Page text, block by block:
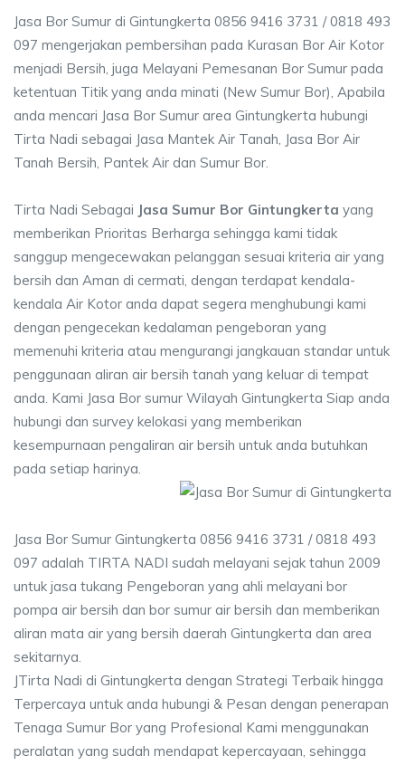
Jasa Bor Sumur di Gintungkerta 0856 9416 3731 / 0818 493
097 mengerjakan pembersihan pada Kurasan Bor Air Kotor
menjadi Bersih, juga Melayani Pemesanan Bor Sumur pada
ketentuan Titik yang anda minati (New Sumur Bor), Apabila
anda mencari Jasa Bor Sumur area Gintungkerta hubungi
Tirta Nadi sebagai Jasa Mantek Air Tanah, Jasa Bor Air
Tanah Bersih, Pantek Air dan Sumur Bor.
Tirta Nadi Sebagai Jasa Sumur Bor Gintungkerta yang
memberikan Prioritas Berharga sehingga kami tidak
sanggup mengecewakan pelanggan sesuai kriteria air yang
bersih dan Aman di cermati, dengan terdapat kendala-
kendala Air Kotor anda dapat segera menghubungi kami
dengan pengecekan kedalaman pengeboran yang
memenuhi kriteria atau mengurangi jangkauan standar untuk
penggunaan aliran air bersih tanah yang keluar di tempat
anda. Kami Jasa Bor sumur Wilayah Gintungkerta Siap anda
hubungi dan survey kelokasi yang memberikan
kesempurnaan pengaliran air bersih untuk anda butuhkan
pada setiap harinya.
Jasa Bor Sumur Gintungkerta 0856 9416 3731 / 0818 493
097 adalah TIRTA NADI sudah melayani sejak tahun 2009
untuk jasa tukang Pengeboran yang ahli melayani bor
pompa air bersih dan bor sumur air bersih dan memberikan
aliran mata air yang bersih daerah Gintungkerta dan area
sekitarnya.
JTirta Nadi di Gintungkerta dengan Strategi Terbaik hingga
Terpercaya untuk anda hubungi & Pesan dengan penerapan
Tenaga Sumur Bor yang Profesional Kami menggunakan
peralatan yang sudah mendapat kepercayaan, sehingga